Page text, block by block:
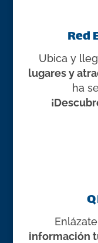
Red
Ubica y
lugares y
ha
información